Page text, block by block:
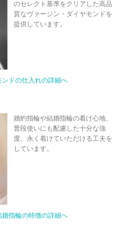
のセレクト基準をクリアした高品
質なヴァージン・ダイヤモンドを
提供しています。
ンドの仕入れの詳細へ
婚約指輪や結婚指輪の着け心地、
普段使いにも配慮した十分な強
度、永く着けていただける工夫を
しています。
婚指輪の特徴の詳細へ